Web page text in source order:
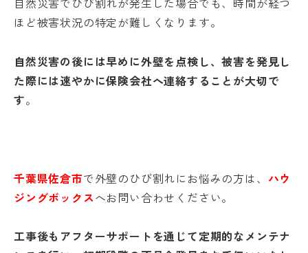
ほど被害状況の特定が難しくなります。
自然災害の後には早めに外壁を点検し、被害を発見し
た際には速やかに保険会社へ連絡することが大切で
す。
千葉県佐倉市で外壁のひび割れにお悩みの方は、 ハウ
ジングボックスへお問い合わせください。
工事後もアフターサポートを通じて定期的なメンテナ